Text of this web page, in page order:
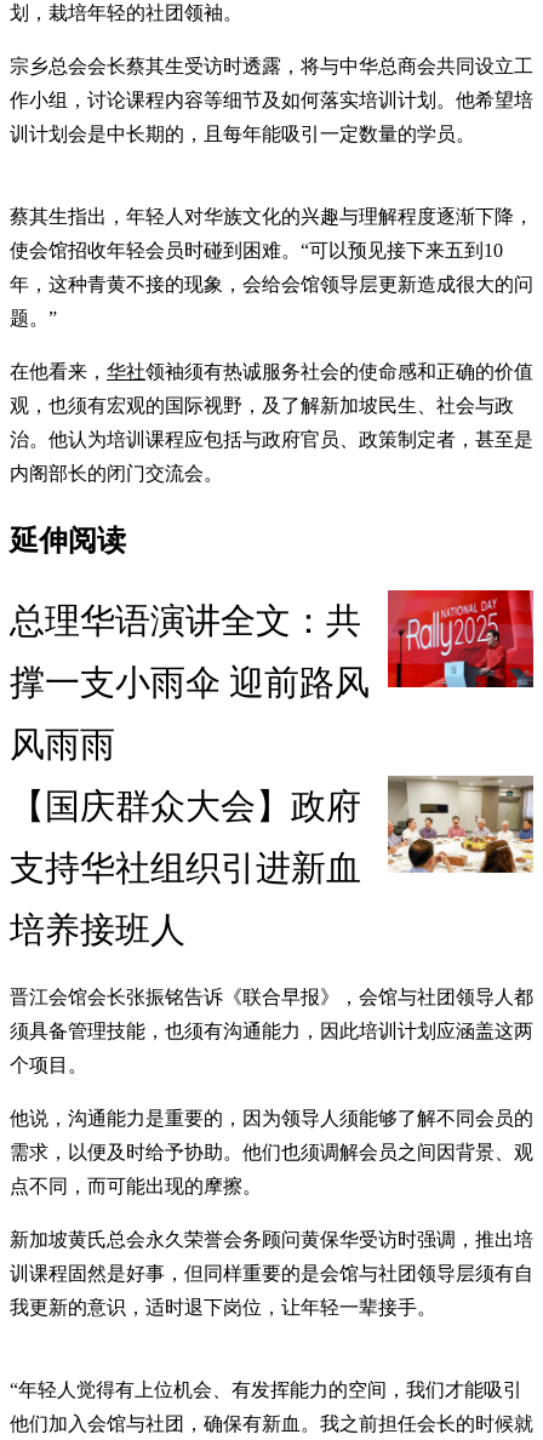
划，栽培年轻的社团领袖。
宗乡总会会长蔡其生受访时透露，将与中华总商会共同设立工
作小组，讨论课程内容等细节及如何落实培训计划。他希望培
训计划会是中长期的，且每年能吸引一定数量的学员。
蔡其生指出，年轻人对华族文化的兴趣与理解程度逐渐下降，
使会馆招收年轻会员时碰到困难。“可以预见接下来五到10
年，这种青黄不接的现象，会给会馆领导层更新造成很大的问
题。”
在他看来， 华社领袖须有热诚服务社会的使命感和正确的价值
观，也须有宏观的国际视野，及了解新加坡民生、社会与政
治。他认为培训课程应包括与政府官员、政策制定者，甚至是
内阁部长的闭门交流会。
延伸阅读
总理华语演讲全文：共
撑一支小雨伞 迎前路风
风雨雨
【国庆群众大会】政府
支持华社组织引进新血
培养接班人
晋江会馆会长张振铭告诉《联合早报》，会馆与社团领导人都
须具备管理技能，也须有沟通能力，因此培训计划应涵盖这两
个项目。
他说，沟通能力是重要的，因为领导人须能够了解不同会员的
需求，以便及时给予协助。他们也须调解会员之间因背景、观
点不同，而可能出现的摩擦。
新加坡黄氏总会永久荣誉会务顾问黄保华受访时强调，推出培
训课程固然是好事，但同样重要的是会馆与社团领导层须有自
我更新的意识，适时退下岗位，让年轻一辈接手。
“年轻人觉得有上位机会、有发挥能力的空间，我们才能吸引
他们加入会馆与社团，确保有新血。我之前担任会长的时候就